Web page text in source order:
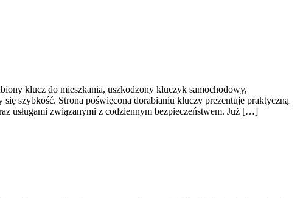
klucz do mieszkania, uszkodzony kluczyk samochodowy,
szybkość. Strona poświęcona dorabianiu kluczy prezentuje praktyczną
usługami związanymi z codziennym bezpieczeństwem. Już […]